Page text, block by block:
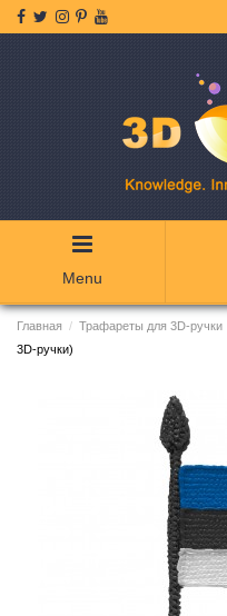
Menu
Главная Трафареты для 3D-ручки
3D-ручки)